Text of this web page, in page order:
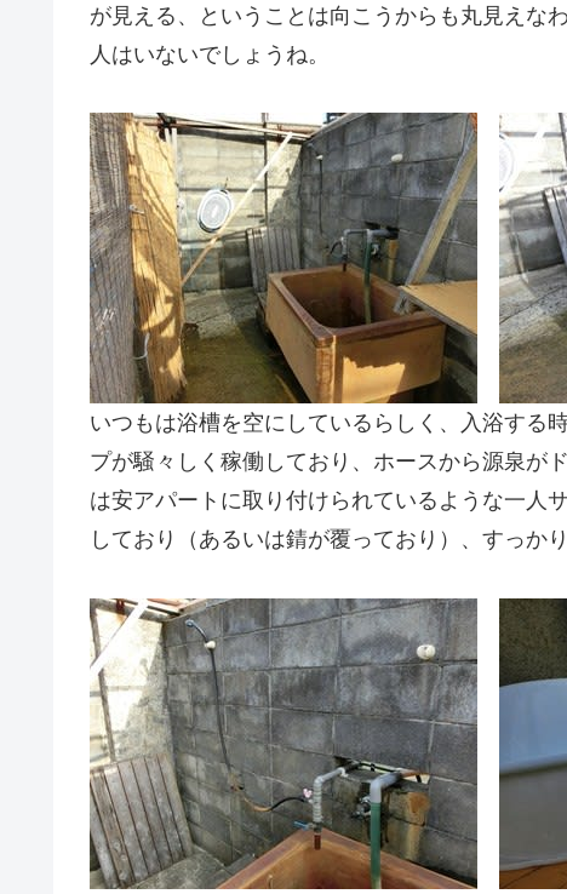
が見える、ということは向こうからも丸見えな
人はいないでしょうね。
いつもは浴槽を空にしているらしく、入浴する
プが騒々しく稼働しており、ホースから源泉が
は安アパートに取り付けられているような一人
しており（あるいは錆が覆っており）、すっか